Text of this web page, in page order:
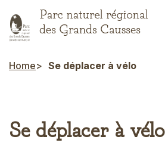
to
main
Breadcrumb
Home Se déplacer à vélo
Se déplacer à vélo